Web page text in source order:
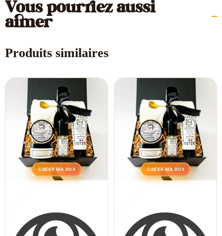
Vous pourriez aussi
aimer
Produits similaires
CRÉER MA BOX CRÉER MA BOX